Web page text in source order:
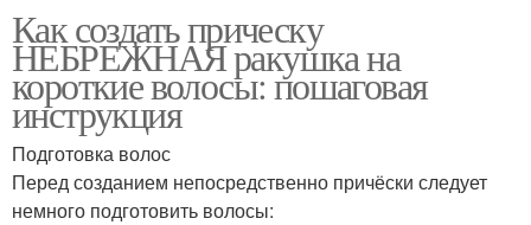
Как создать прическу
НЕБРЕЖНАЯ ракушка на
короткие волосы: пошаговая
инструкция
Подготовка волос
Перед созданием непосредственно причёски следует
немного подготовить волосы: